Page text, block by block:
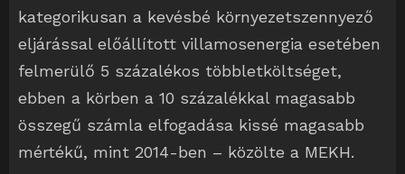
kategorikusan a kevésbé környezetszennyező
eljárással előállított villamosenergia esetében
felmerülő 5 százalékos többletköltséget,
ebben a körben a 10 százalékkal magasabb
összegű számla elfogadása kissé magasabb
mértékű, mint 2014-ben – közölte a MEKH.